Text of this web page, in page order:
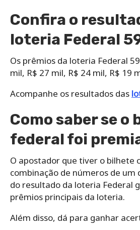
Confira o
loteria Federal
Os prêmios da loteria Federal
mil, R$ 27 mil, R$ 24 mil, R$ 19
Acompanhe os resultados das
Como saber se o
federal foi
O apostador que tiver o bilhete
combinação de números de um
do resultado da loteria Federal
prêmios principais da loteria.
Além disso, dá para ganhar